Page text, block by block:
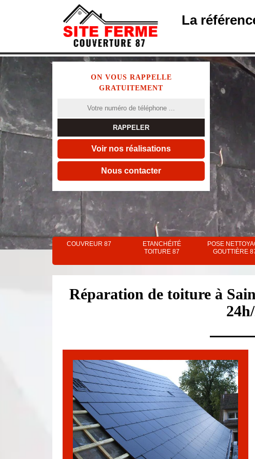
La
ON VOUS RAPPELLE
GRATUITEMENT
Voir nos réalisations
Nous contacter
COUVREUR 87
ETANCHÉITÉ
TOITURE 87
POSE
GOUTTIÈRE
Réparation de toiture à